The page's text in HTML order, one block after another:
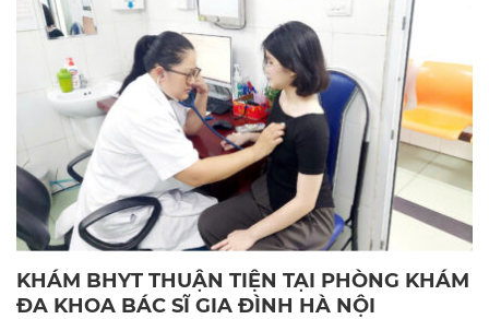
KHÁM BHYT THUẬN TIỆN TẠI PHÒNG KHÁM
ĐA KHOA BÁC SĨ GIA ĐÌNH HÀ NỘI